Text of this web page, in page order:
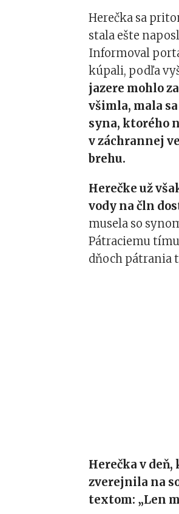
Herečka sa
stala ešte
Informoval
kúpali, podľa
jazere mohlo
všimla, mala
syna, ktorého
v záchrannej
brehu.
Herečke už
vody na čln
musela so
Pátraciemu
dňoch pátrania
Herečka v
zverejnila na
textom: „Len